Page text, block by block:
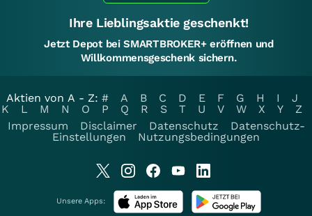
Ihre Lieblingsaktie geschenkt!
Jetzt Depot bei SMARTBROKER+ eröffnen und
Willkommensgeschenk sichern.
Aktien von A - Z: # A B C D E F G H I
J
K
L M N O P Q R S T U V W X Y
Z
Impressum
Disclaimer Datenschutz
Datenschutz-
Einstellungen
Nutzungsbedingungen
Unsere Apps: